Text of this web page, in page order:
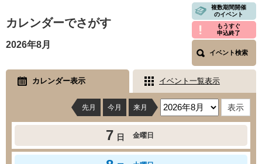
カレンダーでさがす
複数期間開催
のイベント
もうすぐ
申込終了
イベント検索
2026年8月
カレンダー表示 イベント一覧表示
先月 今月 来月
7 日 金曜日